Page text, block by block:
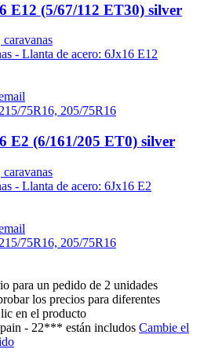
E12 (5/67/112 ET30) silver
75R16, 205/75R16
E2 (6/161/205 ET0) silver
75R16, 205/75R16
para un pedido de 2 unidades
los precios para diferentes
en el producto
- 22*** están includos Cambie el